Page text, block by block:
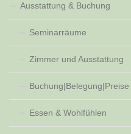
Ausstattung & Buchung
Seminarräume
Zimmer und Ausstattung
Buchung|Belegung|Preise
Essen & Wohlfühlen